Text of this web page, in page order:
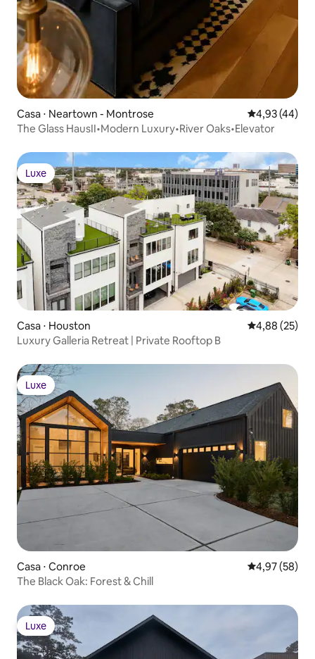
Casa ⋅ Neartown - Montrose 4,93 de uma
4,93 (44)
The Glass HausII•Modern Luxury•River Oaks•Elevator
Luxe
Luxe
Casa ⋅ Houston 4,88 de uma
4,88 (25)
Luxury Galleria Retreat | Private Rooftop B
Luxe
Luxe
Casa ⋅ Conroe 4,97 de uma
4,97 (58)
The Black Oak: Forest & Chill
Luxe
Luxe